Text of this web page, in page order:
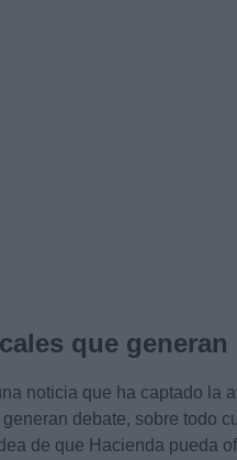
que
noticia que ha captado la
debate, sobre todo
de que Hacienda pueda